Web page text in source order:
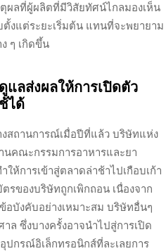
ตุผลที่ผู้ผลิตที่มีวิสัยทัศน์ไกลมองเห็น
งแต่ระยะเริ่มต้น แทนที่จะพยายาม
ๆ เกิดขึ้น
ลส่งผลให้การเปิดตัว
ได้
สถานการณ์เมื่อปีที่แล้ว บริษัทแห่ง
นคณะกรรมการอาหารและยา
ห้การเข้าสู่ตลาดล่าช้าไปเกือบเก้า
รของบริษัทถูกเพิกถอน เนื่องจาก
บังคับอย่างเหมาะสม บริษัทอื่นๆ
ล ซึ่งบางครั้งอาจนำไปสู่การเปิด
ปกรณ์อิเล็กทรอนิกส์ที่ละเลยการ